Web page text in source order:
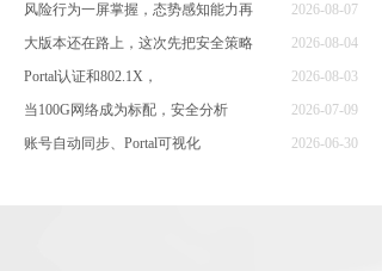
风险行为一屏掌握，态势感知能力再
2026-08-07
大版本还在路上，这次先把安全策略
2026-08-04
Portal认证和802.1X，
2026-08-03
当100G网络成为标配，安全分析
2026-07-09
账号自动同步、Portal可视化
2026-06-30